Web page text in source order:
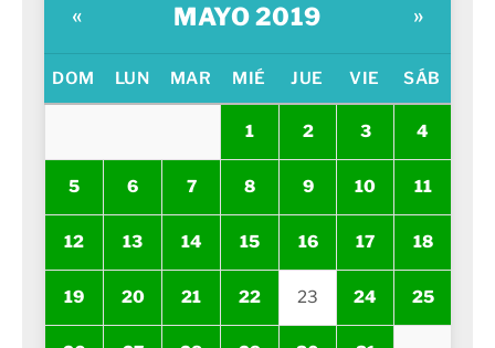
« MAYO 2019 »
DOM LUN MAR MIÉ JUE VIE SÁB
1 2 3 4
5 6 7 8 9 10 11
12 13 14 15 16 17 18
19 20 21 22 23 24 25